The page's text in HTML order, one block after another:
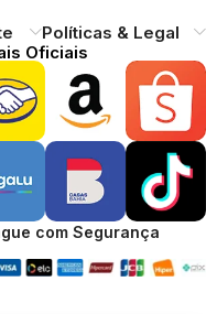
Políticas & Legal
Oficiais
com Segurança